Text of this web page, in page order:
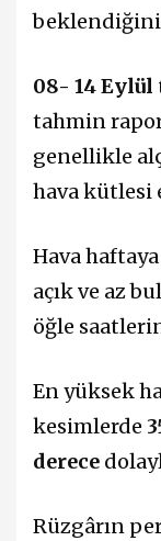
beklendiğini
08- 14
tahmin
genellikle
hava kütlesi
Hava
açık ve az
öğle
En yüksek
kesimlerde
derece
Rüzgârın